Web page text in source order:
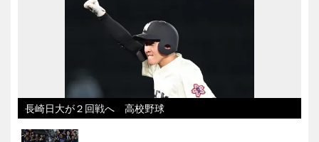
長崎日大が２回戦へ 高校野球